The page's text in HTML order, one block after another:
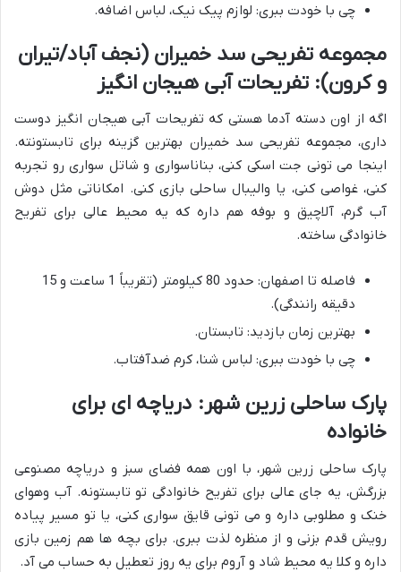
چی با خودت ببری: لوازم پیک نیک، لباس اضافه.
مجموعه تفریحی سد خمیران (نجف آباد/تیران
و کرون): تفریحات آبی هیجان انگیز
اگه از اون دسته آدما هستی که تفریحات آبی هیجان انگیز دوست
داری، مجموعه تفریحی سد خمیران بهترین گزینه برای تابستونته.
اینجا می تونی جت اسکی کنی، بناناسواری و شاتل سواری رو تجربه
کنی، غواصی کنی، یا والیبال ساحلی بازی کنی. امکاناتی مثل دوش
آب گرم، آلاچیق و بوفه هم داره که یه محیط عالی برای تفریح
خانوادگی ساخته.
فاصله تا اصفهان: حدود 80 کیلومتر (تقریباً 1 ساعت و 15
دقیقه رانندگی).
بهترین زمان بازدید: تابستان.
چی با خودت ببری: لباس شنا، کرم ضدآفتاب.
پارک ساحلی زرین شهر: دریاچه ای برای
خانواده
پارک ساحلی زرین شهر، با اون همه فضای سبز و دریاچه مصنوعی
بزرگش، یه جای عالی برای تفریح خانوادگی تو تابستونه. آب وهوای
خنک و مطلوبی داره و می تونی قایق سواری کنی، یا تو مسیر پیاده
رویش قدم بزنی و از منظره لذت ببری. برای بچه ها هم زمین بازی
داره و کلا یه محیط شاد و آروم برای یه روز تعطیل به حساب می آد.